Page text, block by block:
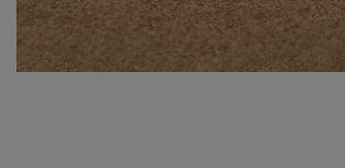
DISCOVER WHAT'S NEW